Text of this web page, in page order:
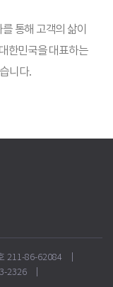
통해 고객의 삶이
대한민국을 대표하는
니다.
211-86-62084
2326